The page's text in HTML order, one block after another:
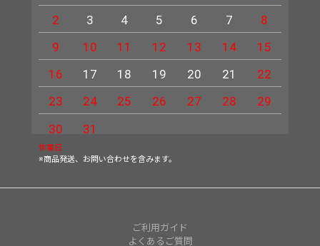
2
3 4 5 6 7
8
9
10 11 12 13 14
15
16
17 18 19 20 21
22
23
24 25 26 27 28
29
30
31
休業日
※商品発送、お問い合わせを含みます。
ご利用ガイド
よくあるご質問